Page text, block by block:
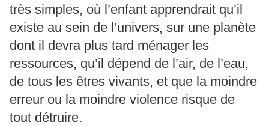
très simples, où l’enfant apprendrait qu’il
existe au sein de l’univers, sur une planète
dont il devra plus tard ménager les
ressources, qu’il dépend de l’air, de l’eau,
de tous les êtres vivants, et que la moindre
erreur ou la moindre violence risque de
tout détruire.